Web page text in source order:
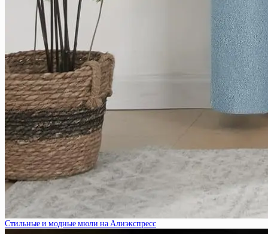
Стильные и модные мюли на Алиэкспресс